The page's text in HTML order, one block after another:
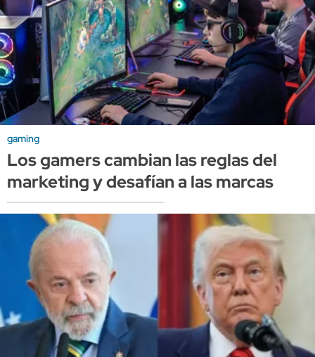
gaming
Los gamers cambian las reglas del
marketing y desafían a las marcas